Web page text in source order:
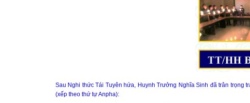
Sau Nghi thức Tái Tuyên hứa, Huynh Trưởng Nghĩa Sinh đã trân trọng
(xếp theo thứ tự Anpha):